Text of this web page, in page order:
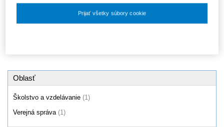
Oblasť
Školstvo a vzdelávanie (1)
Verejná správa (1)
Prijať všetky súbory cookie